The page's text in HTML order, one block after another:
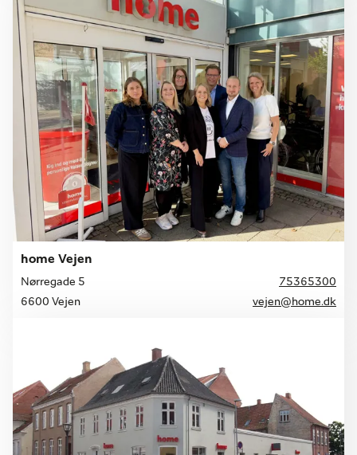
home Vejen
Nørregade 5
75365300
6600 Vejen
vejen@home.dk